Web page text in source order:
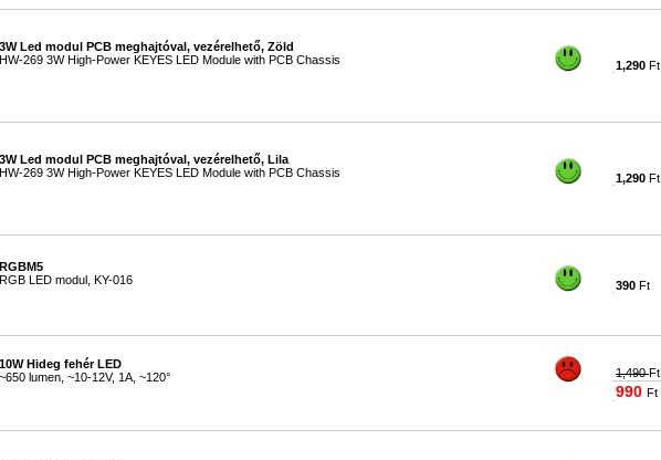
3W Led modul PCB meghajtóval, vezérelhető, Zöld
HW-269 3W High-Power KEYES LED Module with PCB Chassis
1,290 Ft
3W Led modul PCB meghajtóval, vezérelhető, Lila
HW-269 3W High-Power KEYES LED Module with PCB Chassis
1,290 Ft
RGBM5
RGB LED modul, KY-016
390 Ft
10W Hideg fehér LED
~650 lumen, ~10-12V, 1A, ~120°
1,490Ft
990 Ft